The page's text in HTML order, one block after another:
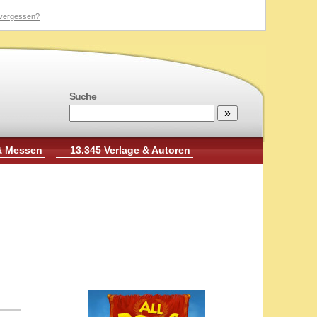
Suche
Messen 13.345 Verlage & Autoren